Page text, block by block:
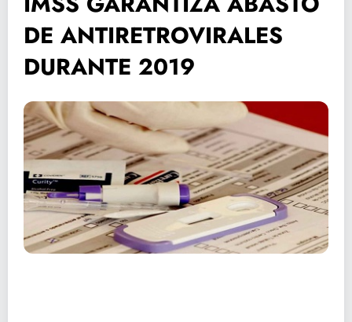
DE ANTIRETROVIRALES
DURANTE 2019